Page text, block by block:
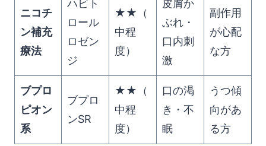
ニコチ
ン補充
療法
ハビト
ロール
ロゼン
ジ
★★（
中程
度）
皮膚か
ぶれ・
口内刺
激
副作用
が心配
な方
ブプロ
ピオン
系
ブプロ
ンSR
★★（
中程
度）
口の渇
き・不
眠
うつ傾
向があ
る方